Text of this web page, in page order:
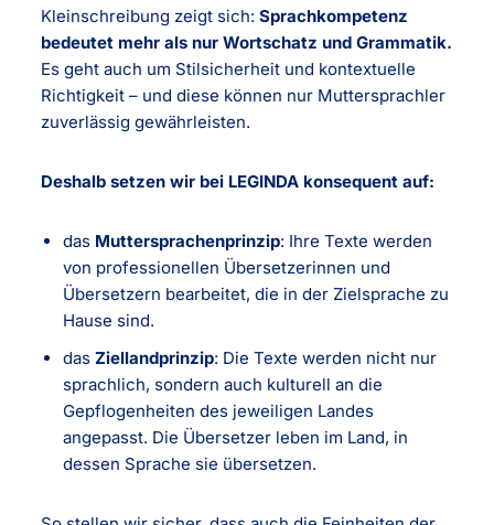
Kleinschreibung zeigt sich:Sprachkompetenz
bedeutet mehr als nur Wortschatz und Grammatik.
Es geht auch um Stilsicherheit und kontextuelle
Richtigkeit – und diese können nur Muttersprachler
zuverlässig gewährleisten.
Deshalb setzen wir bei LEGINDA konsequent auf:
das Muttersprachenprinzip: Ihre Texte werden
von professionellen Übersetzerinnen und
Übersetzern bearbeitet, die in der Zielsprache zu
Hause sind.
dasZiellandprinzip: Die Texte werden nicht nur
sprachlich, sondern auch kulturell an die
Gepflogenheiten des jeweiligen Landes
angepasst. Die Übersetzer leben im Land, in
dessen Sprache sie übersetzen.